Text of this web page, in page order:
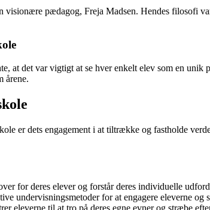
visionære pædagog, Freja Madsen. Hendes filosofi
at det var vigtigt at se hver enkelt elev som en
årene.
er dets engagement i at tiltrække og fastholde
for deres elever og forstår deres individuelle
undervisningsmetoder for at engagere eleverne